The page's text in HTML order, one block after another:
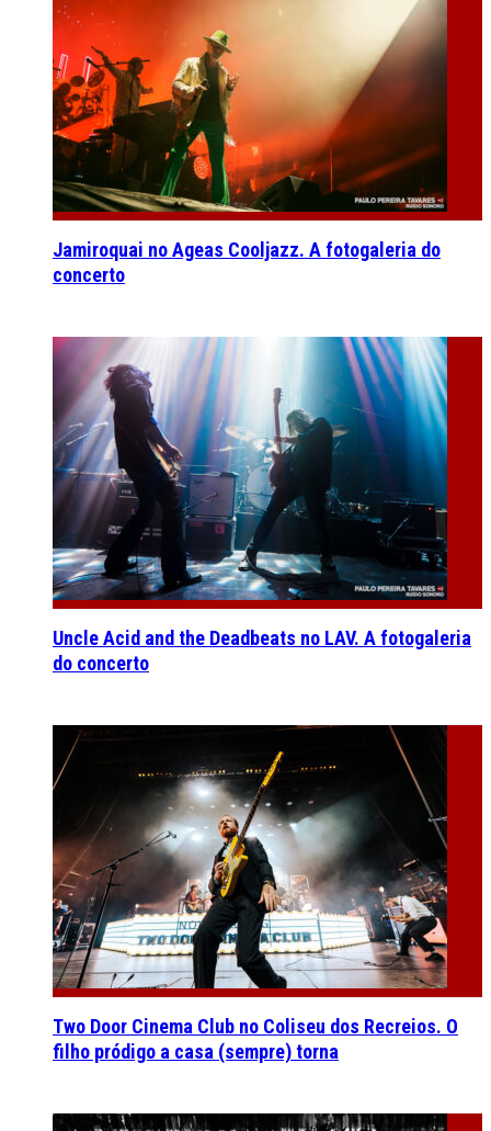
Jamiroquai no Ageas Cooljazz. A fotogaleria do
concerto
Uncle Acid and the Deadbeats no LAV. A fotogaleria
do concerto
Two Door Cinema Club no Coliseu dos Recreios. O
filho pródigo a casa (sempre) torna